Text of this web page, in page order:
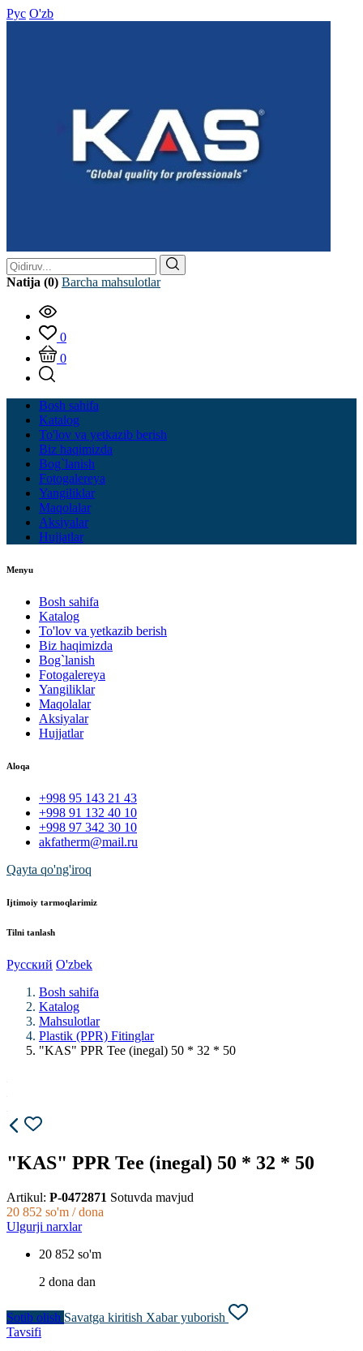
Рус O'zb
Natija (0) Barcha mahsulotlar
0
0
Bosh sahifa
Katalog
To'lov va yetkazib berish
Biz haqimizda
Bog`lanish
Fotogalereya
Yangiliklar
Maqolalar
Aksiyalar
Hujjatlar
Menyu
Bosh sahifa
Katalog
To'lov va yetkazib berish
Biz haqimizda
Bog`lanish
Fotogalereya
Yangiliklar
Maqolalar
Aksiyalar
Hujjatlar
Aloqa
+998 95 143 21 43
+998 91 132 40 10
+998 97 342 30 10
akfatherm@mail.ru
Qayta qo'ng'iroq
Ijtimoiy tarmoqlarimiz
Tilni tanlash
Русский O'zbek
Bosh sahifa
Katalog
Mahsulotlar
Plastik (PPR) Fitinglar
"KAS" PPR Tee (inegal) 50 * 32 * 50
"KAS" PPR Tee (inegal) 50 * 32 * 50
Artikul: P-0472871 Sotuvda mavjud
20 852 so'm / dona
Ulgurji narxlar
20 852 so'm
2 dona dan
Sotib olish Savatga kiritish Xabar yuborish
Tavsifi